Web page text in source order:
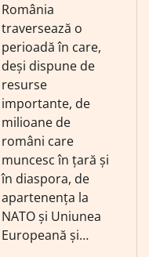
România
traversează o
perioadă în care,
deși dispune de
resurse
importante, de
milioane de
români care
muncesc în țară și
în diaspora, de
apartenența la
NATO și Uniunea
Europeană și…